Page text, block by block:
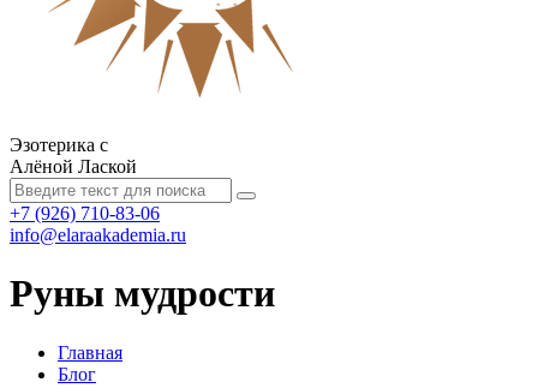
Эзотерика с
Алёной Лаской
+7 (926) 710-83-06
info@elaraakademia.ru
Руны мудрости
Главная
Блог